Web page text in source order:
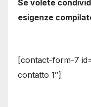
Se volete
esigenze
[contact-form-7
contatto 1″]